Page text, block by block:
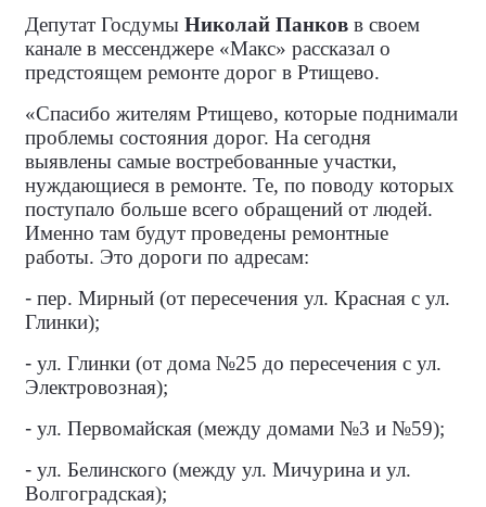
Депутат Госдумы Николай Панков в своем
канале в мессенджере «Макс» рассказал о
предстоящем ремонте дорог в Ртищево.
«Спасибо жителям Ртищево, которые поднимали
проблемы состояния дорог. На сегодня
выявлены самые востребованные участки,
нуждающиеся в ремонте. Те, по поводу которых
поступало больше всего обращений от людей.
Именно там будут проведены ремонтные
работы. Это дороги по адресам:
- пер. Мирный (от пересечения ул. Красная с ул.
Глинки);
- ул. Глинки (от дома №25 до пересечения с ул.
Электровозная);
- ул. Первомайская (между домами №3 и №59);
- ул. Белинского (между ул. Мичурина и ул.
Волгоградская);